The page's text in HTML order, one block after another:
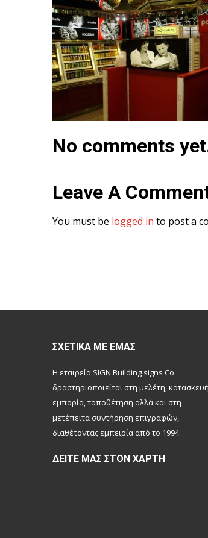
No comments
Leave A
You must be logged in to post a
ΣΧΕΤΙΚΆ ΜΕ ΕΜΆΣ
Η εταιρεία SIGN Building signs Co
δραστηριοποιείται στη μελέτη,
εμπορία, τοποθέτηση αλλά και στη
μετέπειτα συντήρηση επιγραφών,
διαθέτοντας εμπειρία από το 1994.
ΔΕΊΤΕ ΜΑΣ ΣΤΟΝ ΧΆΡΤΗ